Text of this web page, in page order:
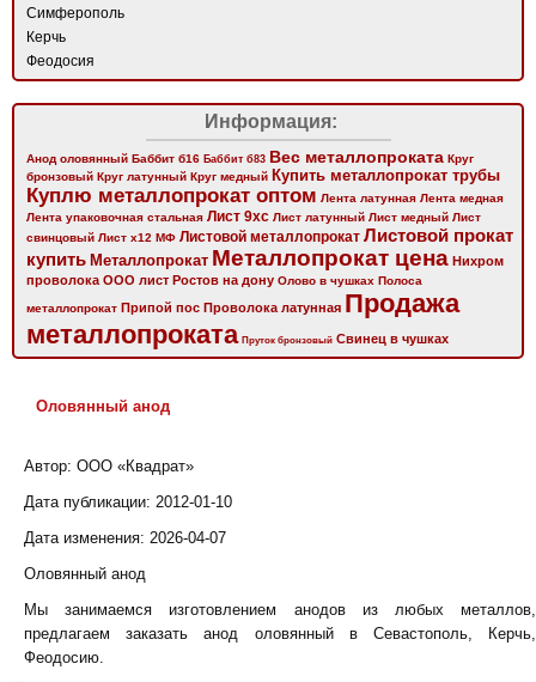
Симферополь
Керчь
Феодосия
Информация:
Анод оловянный Баббит б16 Баббит б83 Вес металлопроката Круг
бронзовый Круг латунный Круг медный Купить металлопрокат трубы
Куплю металлопрокат оптом Лента латунная Лента медная
Лента упаковочная стальная Лист 9хс Лист латунный Лист медный Лист
свинцовый Лист х12 МФ Листовой металлопрокат Листовой прокат
купить Металлопрокат Металлопрокат цена Нихром
проволока ООО лист Ростов на дону Олово в чушках Полоса
металлопрокат Припой пос Проволока латунная Продажа
металлопроката Пруток бронзовый Свинец в чушках
Оловянный анод
Автор: ООО «Квадрат»
Дата публикации: 2012-01-10
Дата изменения: 2026-04-07
Оловянный анод
Мы занимаемся изготовлением анодов из любых металлов,
предлагаем заказать анод оловянный в Севастополь, Керчь,
Феодосию.